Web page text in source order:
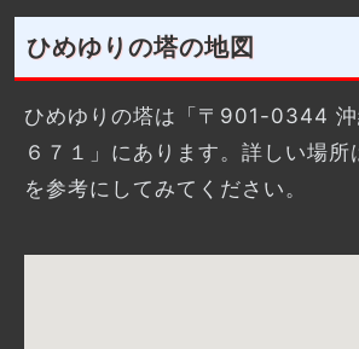
ひめゆりの塔の地図
ひめゆりの塔は「〒901-0344 沖
６７１」にあります。詳しい場
を参考にしてみてください。